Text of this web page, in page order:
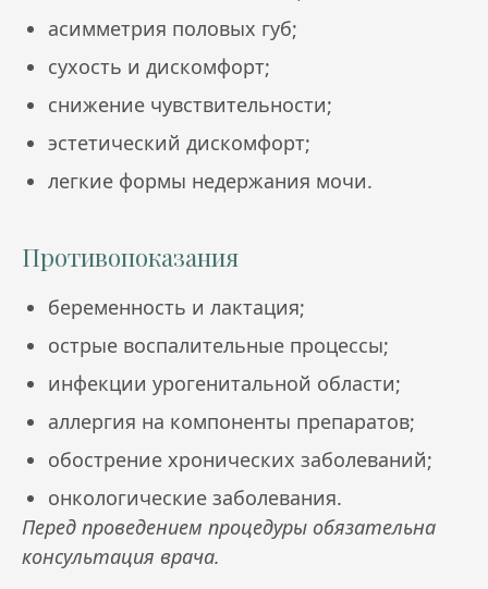
асимметрия половых губ;
сухость и дискомфорт;
снижение чувствительности;
эстетический дискомфорт;
легкие формы недержания мочи.
Противопоказания
беременность и лактация;
острые воспалительные процессы;
инфекции урогенитальной области;
аллергия на компоненты препаратов;
обострение хронических заболеваний;
онкологические заболевания.
Перед проведением процедуры обязательна
консультация врача.